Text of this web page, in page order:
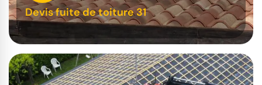
Devis fuite de toiture 31